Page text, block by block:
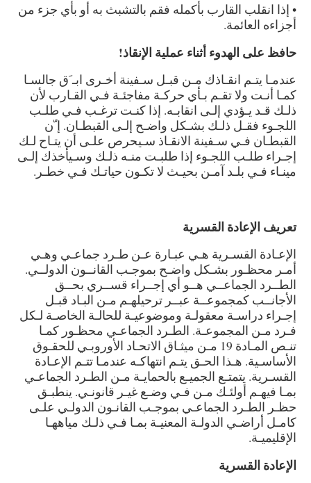
• إذا انقلب القارب بأكمله فقم بالتشبث به أو بأي جزء من
أجزاءه العائمة.
حافظ على الهدوء أثناء عملية الإنقاذ!
عندمـا يتـم انقـاذك مـن قبـل سـفينة أخـرى ابـ َق جالسـا
كمـا أنـت ولا تقـم بـأي حركـة مفاجئـة فـي القـارب لأن
ذلـك قـد يـؤدي إلـى انقابـه. إذا كنـت ترغـب فـي طلـب
اللجـوء فقـل ذلـك بشـكل واضـح إلـى القبطـان. إ ّن
القبطـان فـي سـفينة الانقـاذ سـيحرص علـى أن يتـاح لـك
إجـراء طلـب اللجـوء إذا طلبـت منـه ذلـك وسـيأخذك إلـى
مينـاء فـي بلـد آمـن بحيـث لا تكـون حياتـك فـي خطـر.
تعريف الإعادة القسرية
الإعـادة القسـرية هـي عبـارة عـن طـرد جماعـي وهـي
أمـر محظـور بشـكل واضـح بموجـب القانــون الدولــي.
الطــرد الجماعــي هــو أي إجــراء قســري بحــق
الأجانــب كمجموعــة عبــر ترحيلهـم مـن البـاد قبـل
إجـراء دراسـة معقولـة وموضوعيـة للحالـة الخاصـة لـكل
فـرد مـن المجموعـة. الطـرد الجماعـي محظـور كمـا
تنـص المـادة 19 مـن ميثـاق الاتحـاد الأوروبـي للحقـوق
الأساسـية. هـذا الحـق يتـم انتهاكـه عندمـا تتـم الإعـادة
القسـرية. يتمتـع الجميـع بالحمايـة مـن الطـرد الجماعـي
بمـا فيهـم أولئـك مـن فـي وضـع غيـر قانونـي. ينطبـق
حظـر الطـرد الجماعـي بموجـب القانـون الدولـي علـى
كامـل أراضـي الدولـة المعنيـة بمـا فـي ذلـك مياههـا
الإقليميـة.
الإعادة القسرية